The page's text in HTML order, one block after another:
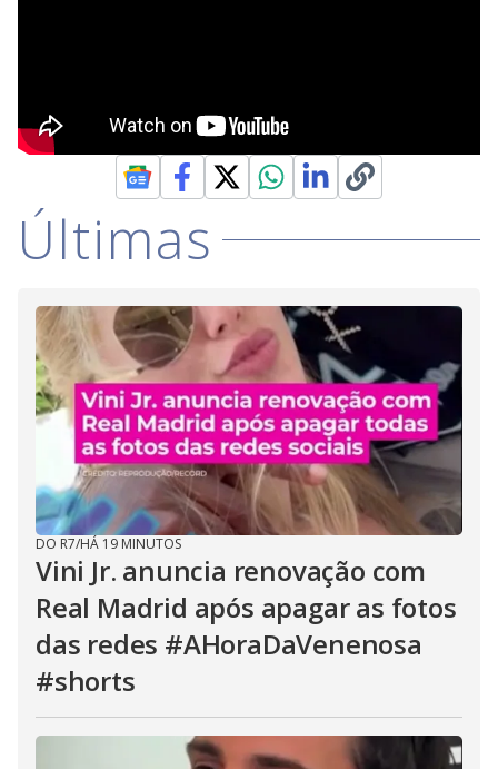
Últimas
DO R7/HÁ 19 MINUTOS
Vini Jr. anuncia renovação com
Real Madrid após apagar as fotos
das redes #AHoraDaVenenosa
#shorts